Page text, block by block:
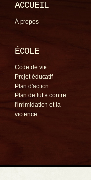
ACCUEIL
À propos
ÉCOLE
Code de vie
Projet éducatif
Plan d'action
Plan de lutte contre
l'intimidation et la
violence